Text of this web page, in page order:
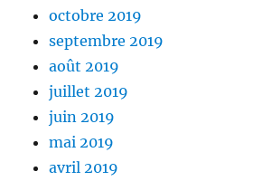
octobre 2019
septembre 2019
août 2019
juillet 2019
juin 2019
mai 2019
avril 2019